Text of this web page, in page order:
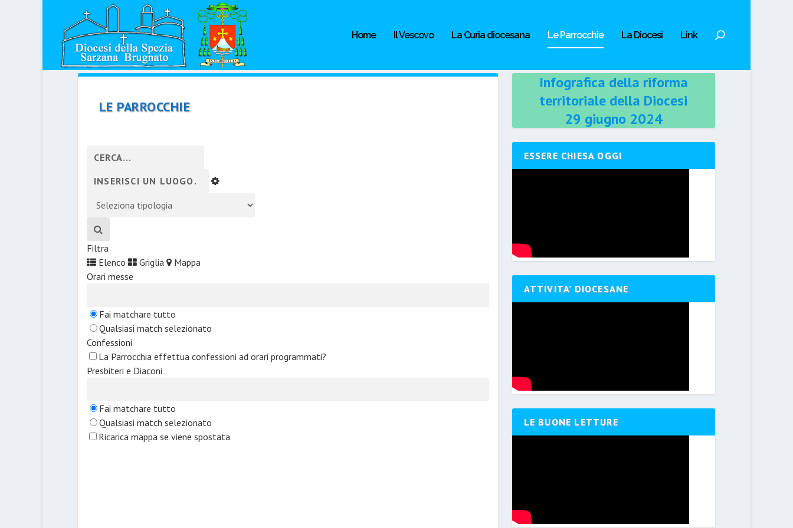
Home Il Vescovo La Curia diocesana Le Parrocchie La Diocesi Link
LE PARROCCHIE
Filtra
Elenco
Griglia
Mappa
Orari messe
Fai matchare tutto
Qualsiasi match selezionato
Confessioni
La Parrocchia effettua confessioni ad orari programmati?
Presbiteri e Diaconi
Fai matchare tutto
Qualsiasi match selezionato
Ricarica mappa se viene spostata
Infografica della riforma
territoriale della Diocesi
29 giugno 2024
ESSERE CHIESA OGGI
ATTIVITA’ DIOCESANE
LE BUONE LETTURE